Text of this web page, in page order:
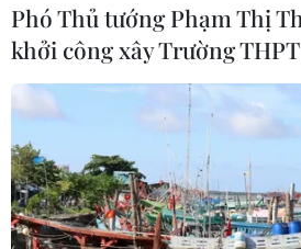
thành lập Sở giao dịch hàng hóa
Foxconn đạt doanh thu cao kỷ
Phó Thủ tướng Phạm Thị
khởi công xây Trường